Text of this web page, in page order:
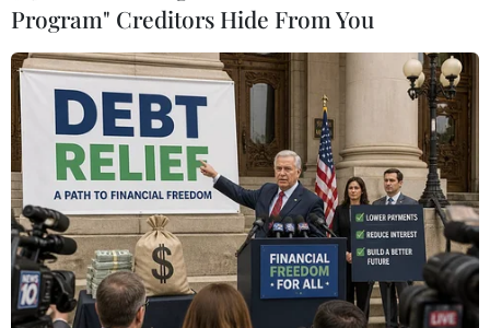
Nguyễn Thành Dũng (phải) trong một đoạn video xuất hiện trên
YouTube. (Nguồn: Cambodia Daily)
Chiều 9/12, tại Thành phố Hồ Chí Minh, Cục
Cảnh sát Điều tra tội phạm về trật tự xã hội (C45)
Program" Creditors Hide From You